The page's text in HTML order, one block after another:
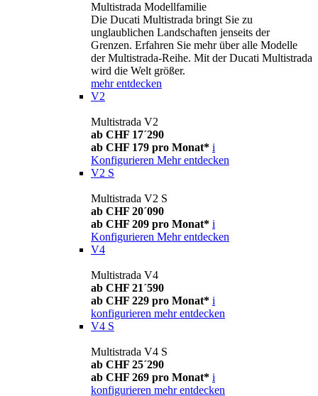
Multistrada Modellfamilie
Die Ducati Multistrada bringt Sie zu
unglaublichen Landschaften jenseits der
Grenzen. Erfahren Sie mehr über alle Modelle
der Multistrada-Reihe. Mit der Ducati Multistrada
wird die Welt größer.
mehr entdecken
V2
Multistrada V2
ab CHF 17´290
ab CHF 179 pro Monat* i
Konfigurieren Mehr entdecken
V2 S
Multistrada V2 S
ab CHF 20´090
ab CHF 209 pro Monat* i
Konfigurieren Mehr entdecken
V4
Multistrada V4
ab CHF 21´590
ab CHF 229 pro Monat* i
konfigurieren mehr entdecken
V4 S
Multistrada V4 S
ab CHF 25´290
ab CHF 269 pro Monat* i
konfigurieren mehr entdecken